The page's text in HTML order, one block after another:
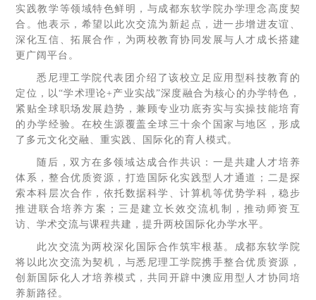
实践教学等领域特色鲜明，与成都东软学院办学理念高度契
合。他表示，希望以此次交流为新起点，进一步增进友谊、
深化互信、拓展合作，为两校教育协同发展与人才成长搭建
更广阔平台。
悉尼理工学院代表团介绍了该校立足应用型科技教育的
定位，以“学术理论+产业实战”深度融合为核心的办学特色，
紧贴全球职场发展趋势，兼顾专业功底夯实与实操技能培育
的办学经验。在校生源覆盖全球三十余个国家与地区，形成
了多元文化交融、重实践、国际化的育人模式。
随后，双方在多领域达成合作共识：一是共建人才培养
体系，整合优质资源，打造国际化实践型人才通道；二是探
索本科层次合作，依托数据科学、计算机等优势学科，稳步
推进联合培养方案；三是建立长效交流机制，推动师资互
访、学术交流与课程共建，提升两校国际化办学水平。
此次交流为两校深化国际合作筑牢根基。成都东软学院
将以此次交流为契机，与悉尼理工学院携手整合优质资源，
创新国际化人才培养模式，共同开辟中澳应用型人才协同培
养新路径。